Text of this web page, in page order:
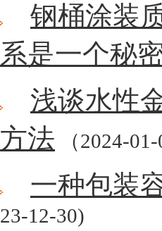
钢桶涂装
系是一个秘
浅谈水性
方法 （2024-
一种包装
23-12-30)